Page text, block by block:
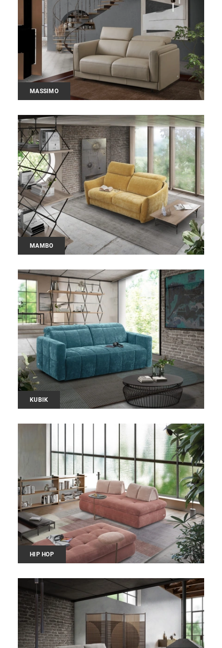
MASSIMO
MAMBO
KUBIK
HIP HOP